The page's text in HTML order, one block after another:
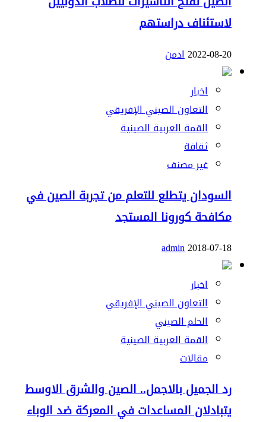
لاستئناف دراستهم
2022-08-20ادمن
اخبار
التعاون الصيني الإفريقي
القمة العربية الصينية
ثقافة
غير مصنف
السودان يتطلع للتعلم من تجربة الصين في
مكافحة كورونا المستجد
2018-07-18
admin
اخبار
التعاون الصيني الإفريقي
الحلم الصيني
القمة العربية الصينية
مقالات
رد الجميل بالاجمل.. الصين والشرق الاوسط
يتبادلان المساعدات في المعركة ضد الوباء